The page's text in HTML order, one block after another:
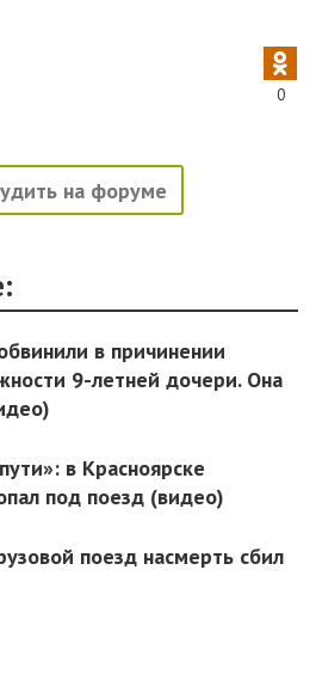
0
на форуме
в причинении
9-летней дочери. Она
в Красноярске
под поезд (видео)
поезд насмерть сбил